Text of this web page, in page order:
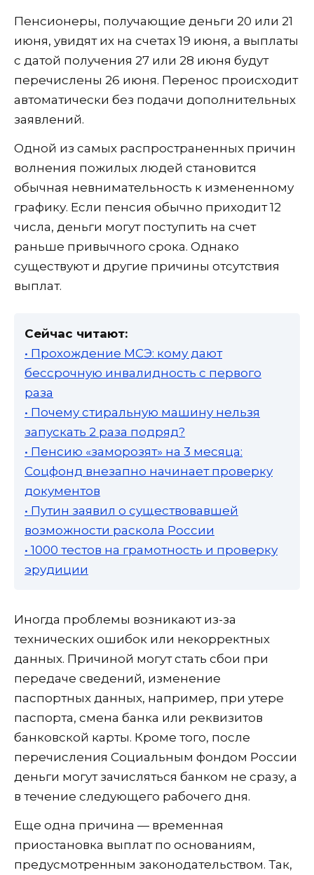
Пенсионеры, получающие деньги 20 или 21
июня, увидят их на счетах 19 июня, а выплаты
с датой получения 27 или 28 июня будут
перечислены 26 июня. Перенос происходит
автоматически без подачи дополнительных
заявлений.
Одной из самых распространенных причин
волнения пожилых людей становится
обычная невнимательность к измененному
графику. Если пенсия обычно приходит 12
числа, деньги могут поступить на счет
раньше привычного срока. Однако
существуют и другие причины отсутствия
выплат.
Сейчас читают:
• Прохождение МСЭ: кому дают
бессрочную инвалидность с первого
раза
• Почему стиральную машину нельзя
запускать 2 раза подряд?
• Пенсию «заморозят» на 3 месяца:
Соцфонд внезапно начинает проверку
документов
• Путин заявил о существовавшей
возможности раскола России
• 1000 тестов на грамотность и проверку
эрудиции
Иногда проблемы возникают из-за
технических ошибок или некорректных
данных. Причиной могут стать сбои при
передаче сведений, изменение
паспортных данных, например, при утере
паспорта, смена банка или реквизитов
банковской карты. Кроме того, после
перечисления Социальным фондом России
деньги могут зачисляться банком не сразу, а
в течение следующего рабочего дня.
Еще одна причина — временная
приостановка выплат по основаниям,
предусмотренным законодательством. Так,